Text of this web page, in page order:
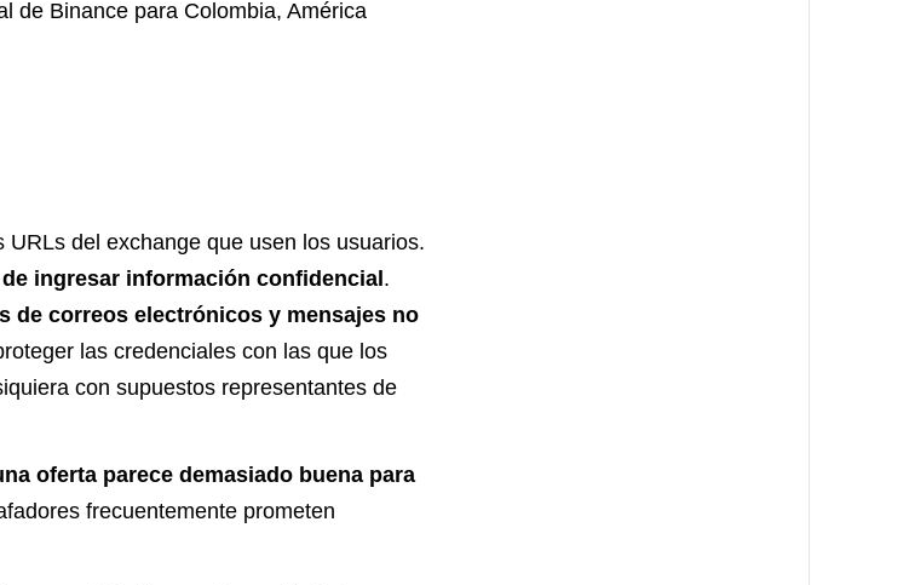
de Binance para Colombia, América
del exchange que usen los usuarios.
ingresar información confidencial .
de correos electrónicos y mensajes no
las credenciales con las que los
con supuestos representantes de
oferta parece demasiado buena para
frecuentemente prometen